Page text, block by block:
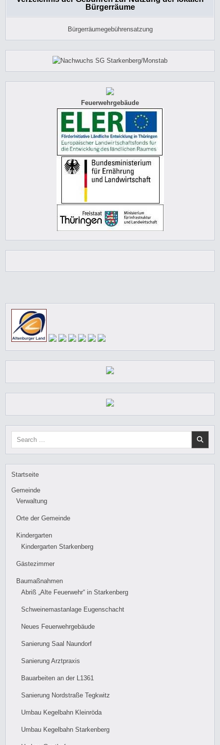
Bürgerräume
Bürgerräumegebührensatzung
Feuerwehrgebäude
Search
Startseite
Gemeinde
Verwaltung
Orte der Gemeinde
Kindergarten
Kindergarten Starkenberg
Gästezimmer
Baumaßnahmen
Abriß „Alte Feuerwehr“ in Starkenberg
Schweinemastanlage Eugenschacht
Neues Feuerwehrgebäude
Sanierung Saal Naundorf
Sanierung Arztpraxis
Bauarbeiten an der L1361
Sanierung Nordstraße Tegkwitz
Umbau Kegelbahn Kleinröda
Umbau Kegelbahn Starkenberg